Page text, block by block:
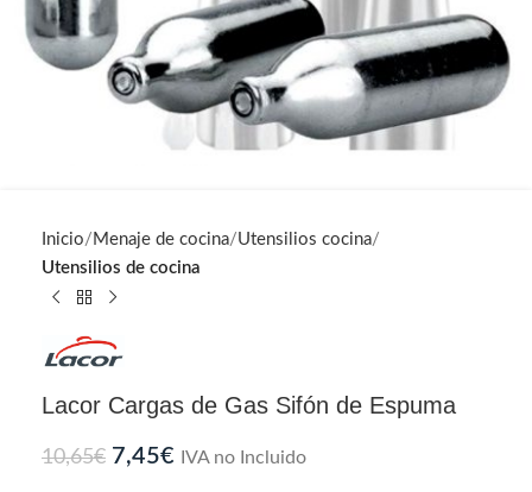
Inicio Menaje de cocina Utensilios cocina
Utensilios de cocina
Lacor Cargas de Gas Sifón de Espuma
10,65€ 7,45€ IVA no Incluido